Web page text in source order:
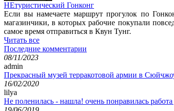
НЕтуристический Гонконг
Если вы намечаете маршрут прогулок по
магазинчики, в которых рабочие покупали
самое время отправиться в Квун Тунг.
Читать все
Последние комментарии
08/11/2023
admin
Прекрасный музей терракотовой армии в
16/02/2020
lilya
Не поленилась - нашла! очень понравилась работа